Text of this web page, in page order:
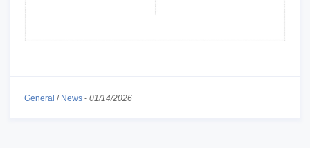
General / News - 01/14/2026